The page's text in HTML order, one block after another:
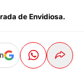
de Envidiosa.